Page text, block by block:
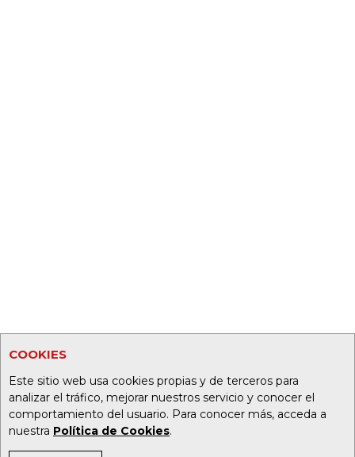
COOKIES
Este sitio web usa cookies propias y de terceros para
analizar el tráfico, mejorar nuestros servicio y conocer el
comportamiento del usuario. Para conocer más, acceda a
nuestra Política de Cookies.